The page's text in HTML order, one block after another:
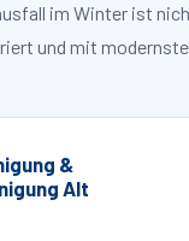
im Winter ist
und mit
&
Alt